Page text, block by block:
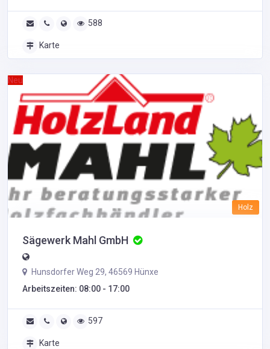
588
Karte
Neu
Holz
Sägewerk Mahl GmbH
Hunsdorfer Weg 29, 46569 Hünxe
Arbeitszeiten: 08:00 - 17:00
597
Karte